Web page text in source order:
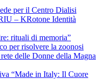
per il Centro Dialisi
– KRotone Identità
rituali di memoria”
per risolvere la zoonosi
delle Donne della Magna
“Made in Italy: Il Cuore